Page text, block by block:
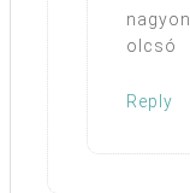
olcsó
Reply